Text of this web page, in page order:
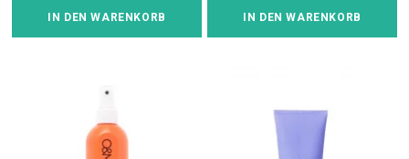
IN DEN WARENKORB IN DEN WARENKORB